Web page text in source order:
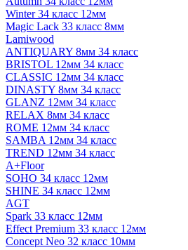
Winter 34 класс 12мм
Magic Lack 33 класс 8мм
Lamiwood
ANTIQUARY 8мм 34 класс
BRISTOL 12мм 34 класс
CLASSIC 12мм 34 класс
DINASTY 8мм 34 класс
GLANZ 12мм 34 класс
RELAX 8мм 34 класс
ROME 12мм 34 класс
SAMBA 12мм 34 класс
TREND 12мм 34 класс
A+Floor
SOHO 34 класс 12мм
SHINE 34 класс 12мм
AGT
Spark 33 класс 12мм
Effect Premium 33 класс 12мм
Concept Neo 32 класс 10мм